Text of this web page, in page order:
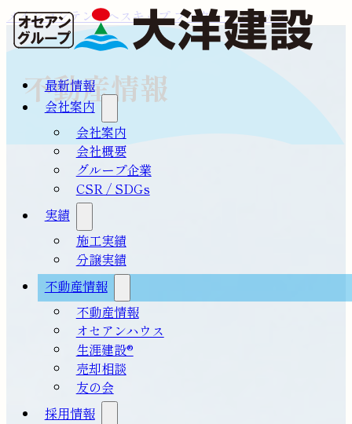
メインコンテンツへスキップフッターへスキップ
最新情報
会社案内
会社案内
会社概要
グループ企業
CSR / SDGs
実績
施工実績
分譲実績
不動産情報
不動産情報
オセアンハウス
生涯建設®
売却相談
友の会
採用情報
不動産情報